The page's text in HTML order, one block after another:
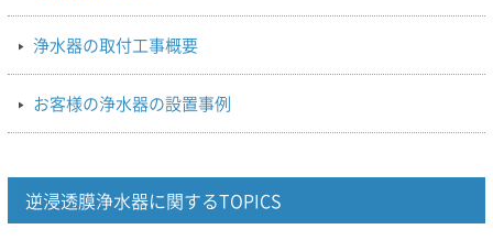
浄水器の取付工事概要
お客様の浄水器の設置事例
逆浸透膜浄水器に関するTOPICS